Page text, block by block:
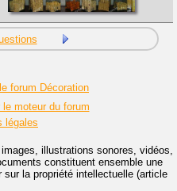
forum Décoration
le moteur du forum
légales
illustrations sonores, vidéos,
constituent ensemble une
la propriété intellectuelle (article